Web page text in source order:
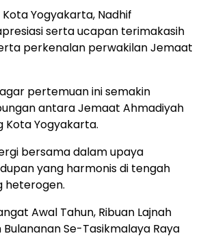
Yogyakarta, Nadhif
serta ucapan terimakasih
perkenalan perwakilan Jemaat
pertemuan ini semakin
antara Jemaat Ahmadiyah
Kota Yogyakarta.
bersama dalam upaya
yang harmonis di tengah
heterogen.
Awal Tahun, Ribuan Lajnah
Se-Tasikmalaya Raya